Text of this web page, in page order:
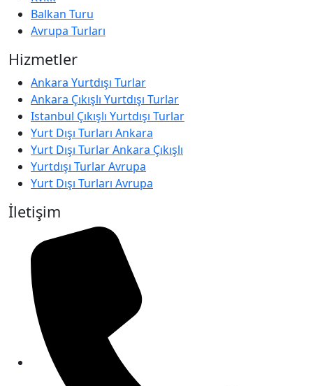
Balkan Turu
Avrupa Turları
Hizmetler
Ankara Yurtdışı Turlar
Ankara Çıkışlı Yurtdışı Turlar
Istanbul Çıkışlı Yurtdışı Turlar
Yurt Dışı Turları Ankara
Yurt Dışı Turlar Ankara Çıkışlı
Yurtdışı Turlar Avrupa
Yurt Dışı Turları Avrupa
İletişim